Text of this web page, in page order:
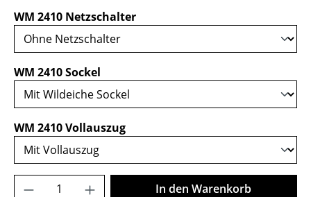
WM 2410 Netzschalterauswählen
WM 2410 Sockel
WM 2410 Vollauszugauswählen
Produkt Anzahl: Gib den gewünschten
In den Warenkorb